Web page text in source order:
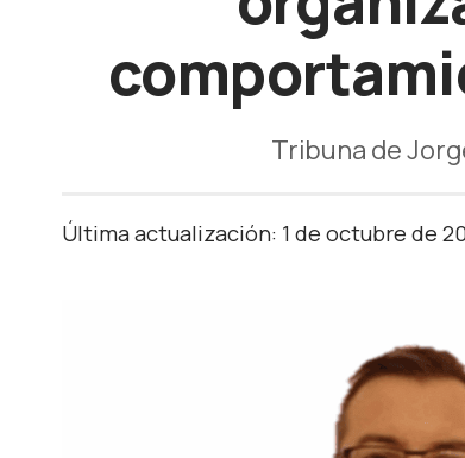
Tribuna de
Última actualización: 1 de octubre de